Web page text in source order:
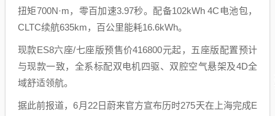
扭矩700N·m，零百加速3.97秒。配备102kWh 4C电池包，
CLTC续航635km，百公里能耗16.6kWh。
现款ES8六座/七座版预售价416800元起，五座版配置预计
与现款一致，全系标配双电机四驱、双腔空气悬架及4D全
域舒适领航。
据此前报道，6月22日蔚来官方宣布历时275天在上海完成E